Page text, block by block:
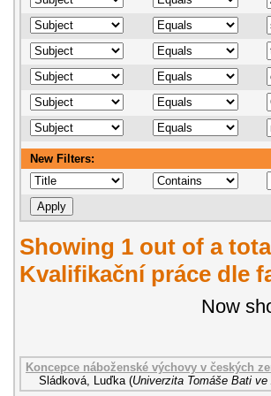
New Filters:
Showing 1 out of a
Kvalifikační práce dle
Now
Koncepce náboženské výchovy v českých
Sládková, Luďka (Univerzita Tomáše Bati ve